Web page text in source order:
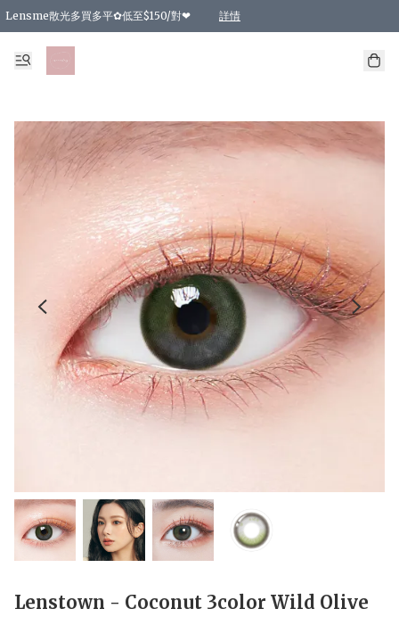
Lensme散光多買多平✿低至$150/對❤ 詳情
台灣Karacon⁩✧日拋 特價清貨❁⃘
日本韓國多款日/月拋現貨☼ 特價❤︎數量有限 售完即止
🇰🇷韓國多款月拋現貨 特價兩對$99✿數量有限 售完即止♫
精選商品，任選買2件或以上9 折；買4件或以上85 折；買6件或以上8 折
精選商品，任選買2件HKD 140.00；買4件HKD 260.00
精選商品，任選買2件HKD 190.00；買4件HKD 360.00
精選商品，任選買2件HKD 110.00；買4件HKD 180.00
精選商品，任選買2件HKD 170.00；買4件HKD 320.00
精選商品，任選買2件或以上減HKD 148.00
精選商品，任選買2件或以上減HKD 148.00
精選商品，任選買2件或以上95 折；買4件或以上9 折；買6件或以上85 折；買8件
精選商品，任選買12件或以上87 折
精選商品，任選買2件或以上減HKD 16.00；買4件或以上減HKD 32.00；買6
精選商品，任選買2件或以上95 折；買4件或以上9 折；買8件或以上85 折；買12
購物滿 HKD 800.00即享免運費優惠！（適用於 特定的送貨方式 )
Lenstown - Coconut 3color Wild Olive